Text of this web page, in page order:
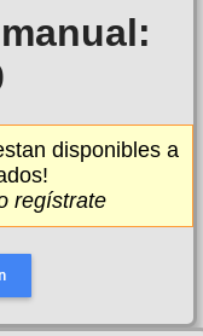
disponibles a
regístrate